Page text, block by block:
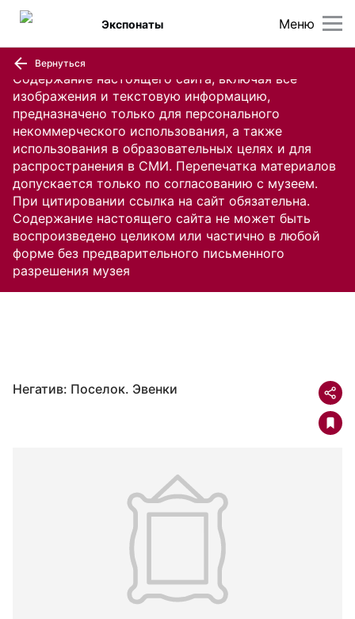
Содержание настоящего сайта, включая все
изображения и текстовую информацию,
предназначено только для персонального
некоммерческого использования, а также
использования в образовательных целях и для
распространения в СМИ. Перепечатка материалов
допускается только по согласованию с музеем.
При цитировании ссылка на сайт обязательна.
Содержание настоящего сайта не может быть
воспроизведено целиком или частично в любой
форме без предварительного письменного
разрешения музея
Меню
Экспонаты
Вернуться
Негатив: Поселок. Эвенки